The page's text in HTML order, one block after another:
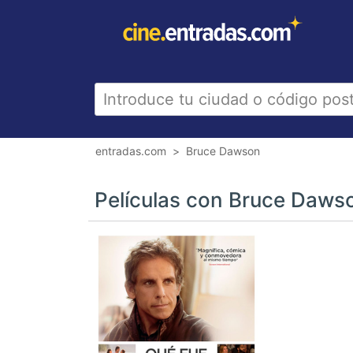
entradas.com Bruce Dawson
Películas con Bruce